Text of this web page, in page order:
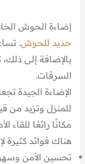
إضاءة الحوش
حديد للحوش.
بالإضافة إلى
السرقات.
الإضاءة الجيدة
للمنزل وتزيد من
مكانًا رائعًا للقاء
هناك فوائد كثيرة
تحسين الأمن